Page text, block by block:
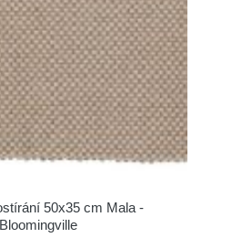
50x35 cm Mala -
Bloomingville